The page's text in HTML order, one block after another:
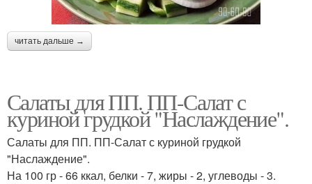
читать дальше →
Салаты для ПП. ПП-Салат с
куриной грудкой "Наслаждение".
Салаты для ПП. ПП-Салат с куриной грудкой
"Наслаждение".
На 100 гр - 66 ккал, белки - 7, жиры - 2, углеводы - 3.